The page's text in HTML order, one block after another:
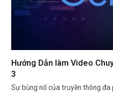
Hướng Dẫn làm Video
3
Sự bùng nổ của truyền thông